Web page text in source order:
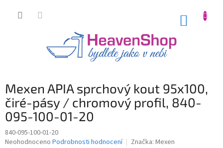
Mexen APIA sprchový kout 95x100,
čiré-pásy / chromový profil, 840-
095-100-01-20
840-095-100-01-20
Průměrné
Neohodnoceno Podrobnosti hodnocení Značka: Mexen